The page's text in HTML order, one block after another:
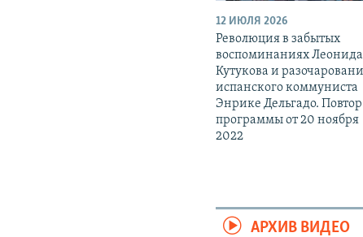
12 ИЮЛЯ 2026
Революция в забытых
воспоминаниях Леонида
Кутукова и
испанского коммуниста
Энрике Дельгадо. Повтор
программы от 20 ноября
2022
АРХИВ ВИДЕО